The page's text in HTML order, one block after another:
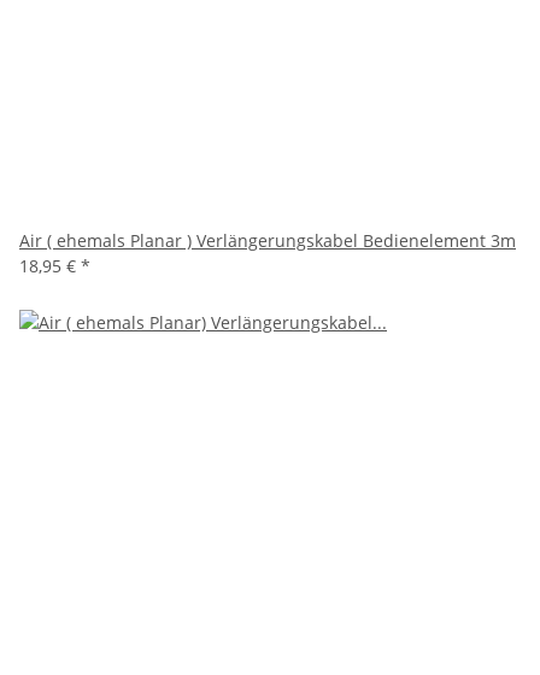
Air ( ehemals Planar ) Verlängerungskabel Bedienelement 3m
18,95 € *